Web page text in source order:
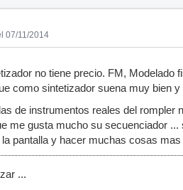
07/11/2014
no tiene precio. FM, Modelado
como sintetizador suena muy bien
de instrumentos reales del rompler
me gusta mucho su secuenciador ...
pantalla y hacer muchas cosas
...